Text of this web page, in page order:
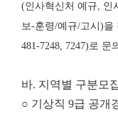
(인사혁신처 예규, 인
보-훈령/예규/고시)
481-7248, 7247)로 문
바. 지역별 구분모
○ 기상직 9급 공개